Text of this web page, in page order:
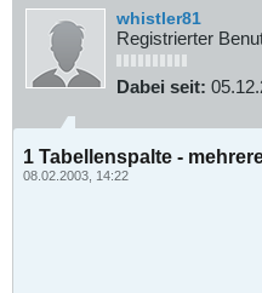
whistler81
Registrierter
Dabei seit:
1 Tabellenspalte -
08.02.2003, 14:22